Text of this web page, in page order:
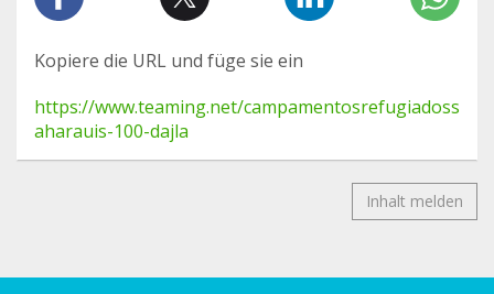
Kopiere die URL und füge sie ein
https://www.teaming.net/campamentosrefugiadoss
aharauis-100-dajla
Inhalt melden